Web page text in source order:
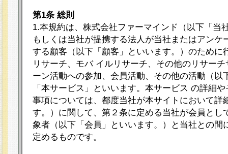
第1条 総則
1.本規約は、株式会社ファーマインド（以下「当
もしくは当社が提携する法人が当社またはアンケ
する顧客（以下「顧客」といいます。）のために
リサーチ、モバ イルリサーチ、その他のリサー
ーン活動への参加、会員活動、その他の活動（以
「本サービス」といいます。本サービス の詳細
事項については、都度当社が本サイトにおいて詳
す。）に関して、第２条に定める当社が会員とし
象者（以下「会員」といいます。）と当社との間
定めるものです。